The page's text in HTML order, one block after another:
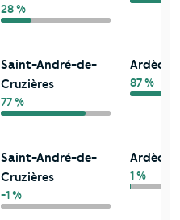
28 %
Saint-André-de-
Cruzières
77 %
Ardèche
87 %
Saint-André-de-
Cruzières
-1 %
Ardèche
1 %